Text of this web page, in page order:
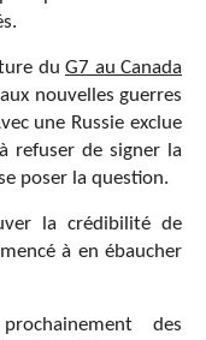
du G7 au Canada
nouvelles guerres
une Russie exclue
refuser de signer la
poser la question.
la crédibilité de
à en ébaucher
des